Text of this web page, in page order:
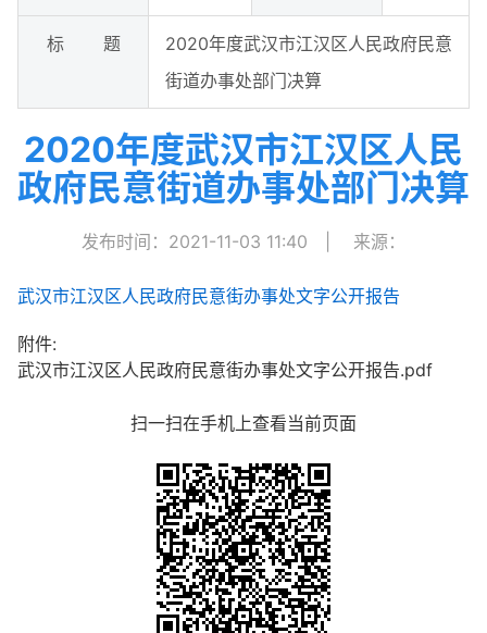
标 题
2020年度武汉市江汉区人民政府民意
街道办事处部门决算
2020年度武汉市江汉区人民
政府民意街道办事处部门决算
发布时间：2021-11-03 11:40 来源：
武汉市江汉区人民政府民意街办事处文字公开报告
附件:
武汉市江汉区人民政府民意街办事处文字公开报告.pdf
扫一扫在手机上查看当前页面